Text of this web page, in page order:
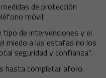
de protección
móvil.
tipo de intervenciones y el
miedo a las estafas no los
seguridad y confianza".
hasta completar aforo.